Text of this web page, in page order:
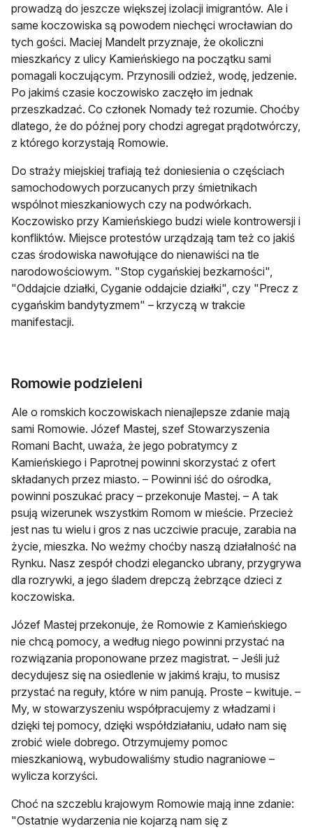
prowadzą do jeszcze większej izolacji imigrantów. Ale i
same koczowiska są powodem niechęci wrocławian do
tych gości. Maciej Mandelt przyznaje, że okoliczni
mieszkańcy z ulicy Kamieńskiego na początku sami
pomagali koczującym. Przynosili odzież, wodę, jedzenie.
Po jakimś czasie koczowisko zaczęło im jednak
przeszkadzać. Co członek Nomady też rozumie. Choćby
dlatego, że do późnej pory chodzi agregat prądotwórczy,
z którego korzystają Romowie.
Do straży miejskiej trafiają też doniesienia o częściach
samochodowych porzucanych przy śmietnikach
wspólnot mieszkaniowych czy na podwórkach.
Koczowisko przy Kamieńskiego budzi wiele kontrowersji i
konfliktów. Miejsce protestów urządzają tam też co jakiś
czas środowiska nawołujące do nienawiści na tle
narodowościowym. "Stop cygańskiej bezkarności",
"Oddajcie działki, Cyganie oddajcie działki", czy "Precz z
cygańskim bandytyzmem" – krzyczą w trakcie
manifestacji.
Romowie podzieleni
Ale o romskich koczowiskach nienajlepsze zdanie mają
sami Romowie. Józef Mastej, szef Stowarzyszenia
Romani Bacht, uważa, że jego pobratymcy z
Kamieńskiego i Paprotnej powinni skorzystać z ofert
składanych przez miasto. – Powinni iść do ośrodka,
powinni poszukać pracy – przekonuje Mastej. – A tak
psują wizerunek wszystkim Romom w mieście. Przecież
jest nas tu wielu i gros z nas uczciwie pracuje, zarabia na
życie, mieszka. No weźmy choćby naszą działalność na
Rynku. Nasz zespół chodzi elegancko ubrany, przygrywa
dla rozrywki, a jego śladem drepczą żebrzące dzieci z
koczowiska.
Józef Mastej przekonuje, że Romowie z Kamieńskiego
nie chcą pomocy, a według niego powinni przystać na
rozwiązania proponowane przez magistrat. – Jeśli już
decydujesz się na osiedlenie w jakimś kraju, to musisz
przystać na reguły, które w nim panują. Proste – kwituje. –
My, w stowarzyszeniu współpracujemy z władzami i
dzięki tej pomocy, dzięki współdziałaniu, udało nam się
zrobić wiele dobrego. Otrzymujemy pomoc
mieszkaniową, wybudowaliśmy studio nagraniowe –
wylicza korzyści.
Choć na szczeblu krajowym Romowie mają inne zdanie:
"Ostatnie wydarzenia nie kojarzą nam się z